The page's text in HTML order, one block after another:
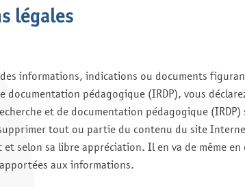
légales
informations, indications ou documents
documentation pédagogique (IRDP), vous
et de documentation pédagogique (IRDP)
tout ou partie du contenu du site
et selon sa libre appréciation. Il en va de même
aux informations.